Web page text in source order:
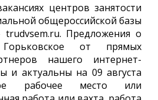
центров занятости
общероссийской базы
trudvsem.ru. Предложения о
от прямых
нашего интернет-
и актуальны на 09 августа
рабочее место или